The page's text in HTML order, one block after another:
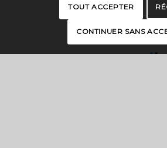
TOUT ACCEPTER
CONTINUER SANS